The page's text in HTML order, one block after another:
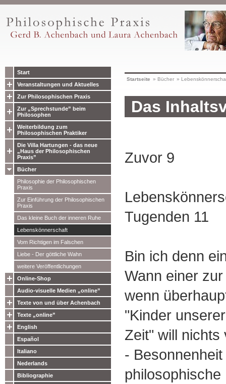
Start
Veranstaltungen und Aktuelles
Zur Philosophischen Praxis
Zur „Sprechstunde” beim
Philosophen
Weiterbildung zum
Philosophischen Praktiker
Die Villa Hartungen - das neue
„Haus der Philosophischen
Praxis”
Bücher
Philosophie der Philosophischen
Praxis
Zur Einführung der Philosophischen
Praxis
Das kleine Buch der inneren Ruhe
Lebenskönnerschaft
Vom Richtigen im Falschen
Liebe - Der göttliche Wahn
weitere Veröffentlichungen
Online-Shop
Audio-visuelle Medien „online”
Texte von und über Achenbach
Texte „online”
English
Español
Italiano
Nederlands
Bibliographie
Startseite » Bücher »
Das
Zuvor 9
Tugenden 11
Bin ich denn
Wann einer
wenn
"Kinder
Zeit" will nichts
-